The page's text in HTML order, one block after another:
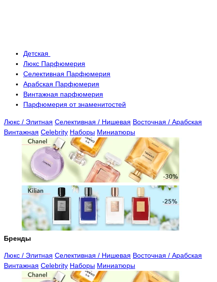
Детская
Люкс Парфюмерия
Селективная Парфюмерия
Арабская Парфюмерия
Винтажная парфюмерия
Парфюмерия от знаменитостей
Люкс / Элитная Селективная / Нишевая Восточная / Арабская
Винтажная Celebrity Наборы Миниатюры
Бренды
Люкс / Элитная Селективная / Нишевая Восточная / Арабская
Винтажная Celebrity Наборы Миниатюры